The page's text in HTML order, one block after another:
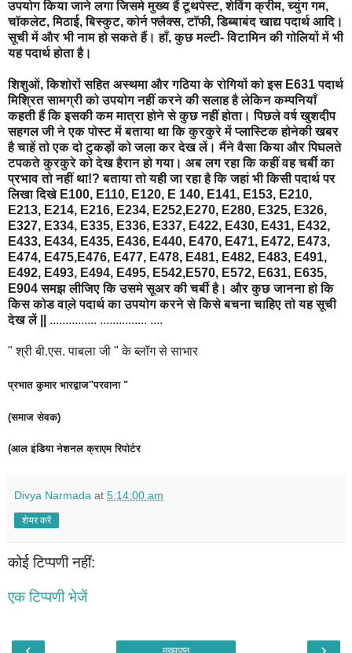
उपयोग किया जाने लगा जिसमे मुख्य हैं टूथपेस्ट, शेविंग क्रीम, च्युंग गम,
चॉकलेट, मिठाई, बिस्कुट, कोर्न फ्लैक्स, टॉफी, डिब्बाबंद खाद्य पदार्थ आदि।
सूची में और भी नाम हो सकते हैं। हाँ, कुछ मल्टी- विटामिन की गोलियों में भी
यह पदार्थ होता है।
शिशुओं, किशोरों सहित अस्थमा और गठिया के रोगियों को इस E631 पदार्थ
मिश्रित सामग्री को उपयोग नहीं करने की सलाह है लेकिन कम्पनियाँ
कहती हैं कि इसकी कम मात्रा होने से कुछ नहीं होता। पिछले वर्ष खुशदीप
सहगल जी ने एक पोस्ट में बताया था कि कुरकुरे में प्लास्टिक होनेकी खबर
है चाहें तो एक दो टुकड़ों को जला कर देख लें। मैंने वैसा किया और पिघलते
टपकते कुरकुरे को देख हैरान हो गया। अब लग रहा कि कहीं वह चर्बी का
प्रभाव तो नहीं था!? बताया तो यही जा रहा है कि जहां भी किसी पदार्थ पर
लिखा दिखे E100, E110, E120, E 140, E141, E153, E210,
E213, E214, E216, E234, E252,E270, E280, E325, E326,
E327, E334, E335, E336, E337, E422, E430, E431, E432,
E433, E434, E435, E436, E440, E470, E471, E472, E473,
E474, E475,E476, E477, E478, E481, E482, E483, E491,
E492, E493, E494, E495, E542,E570, E572, E631, E635,
E904 समझ लीजिए कि उसमे सूअर की चर्बी है। और कुछ जानना हो कि
किस कोड वाल़े पदार्थ का उपयोग करने से किसे बचना चाहिए तो यह सूची
देख लें ||
............... ............... ....
" श्री बी.एस. पाबला जी " के ब्लॉग से साभार
प्रभात कुमार भारद्वाज"परवाना "
(समाज सेवक)
(आल इंडिया नेशनल क्राएम रिपोर्टर
Divya Narmada at 5:14:00 am
शेयर करें
कोई टिप्पणी नहीं:
एक टिप्पणी भेजें